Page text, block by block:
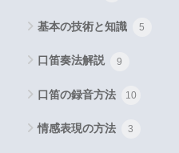
基本の技術と知識 5
口笛奏法解説 9
口笛の録音方法 10
情感表現の方法 3